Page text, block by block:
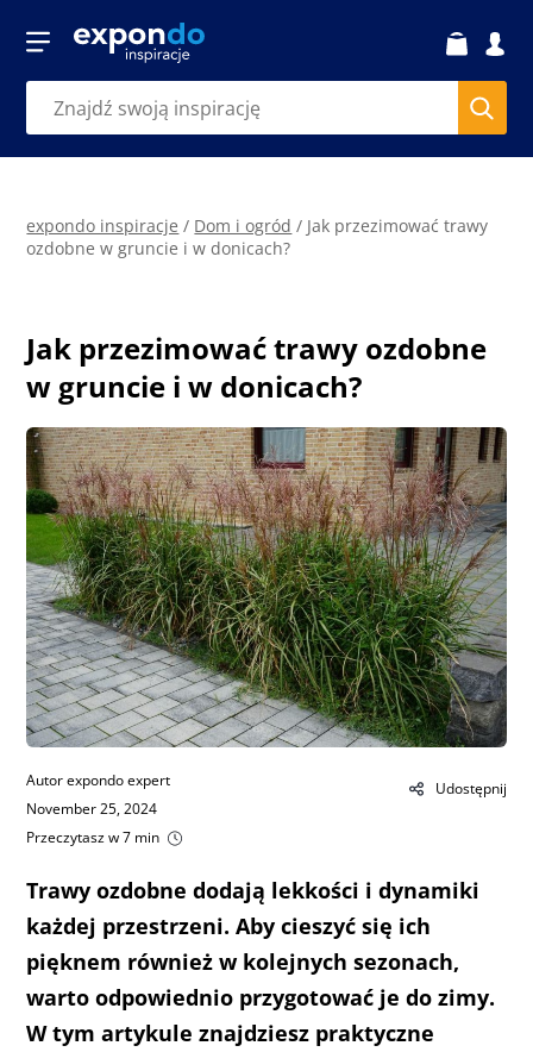
expondo inspiracje / Dom i ogród / Jak przezimować trawy
ozdobne w gruncie i w donicach?
Jak przezimować trawy ozdobne
w gruncie i w donicach?
Trawy ozdobne dodają lekkości i dynamiki
każdej przestrzeni. Aby cieszyć się ich
pięknem również w kolejnych sezonach,
warto odpowiednio przygotować je do zimy.
W tym artykule znajdziesz praktyczne
Udostępnij
Autor expondo expert
November 25, 2024
Przeczytasz w 7 min